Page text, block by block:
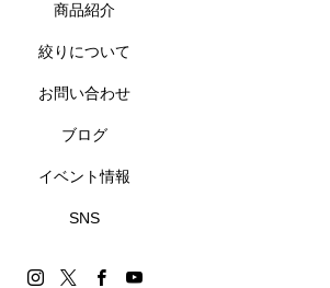
商品紹介
絞りについて
お問い合わせ
ブログ
イベント情報
SNS